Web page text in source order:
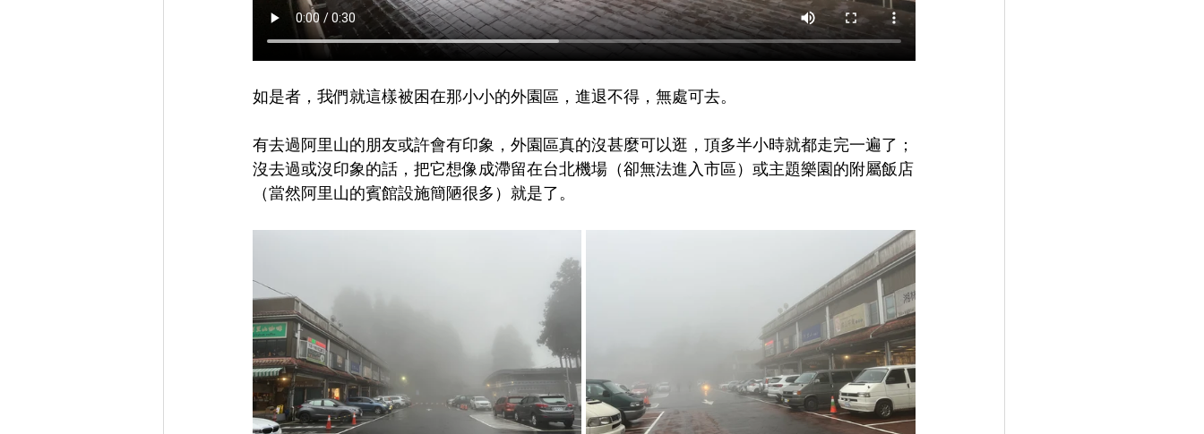
如是者，我們就這樣被困在那小小的外園區，進退不得，無處可去。
有去過阿里山的朋友或許會有印象，外園區真的沒甚麼可以逛，頂多半小時就都走完一遍了；
沒去過或沒印象的話，把它想像成滯留在台北機場（卻無法進入市區）或主題樂園的附屬飯店
（當然阿里山的賓館設施簡陋很多）就是了。